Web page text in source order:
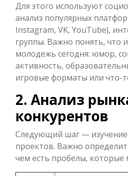
Для этого используют
анализ популярных
Instagram, VK, YouTube),
группы. Важно понять, что
молодежь сегодня: юмор,
активность,
игровые форматы или что-
2. Анализ
конкурентов
Следующий шаг —
проектов. Важно
чем есть пробелы, которые